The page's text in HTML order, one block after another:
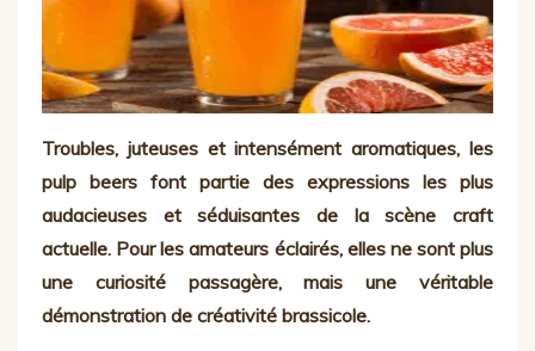
Troubles, juteuses et intensément aromatiques, les
pulp beers font partie des expressions les plus
audacieuses et séduisantes de la scène craft
actuelle. Pour les amateurs éclairés, elles ne sont plus
une curiosité passagère, mais une véritable
démonstration de créativité brassicole.